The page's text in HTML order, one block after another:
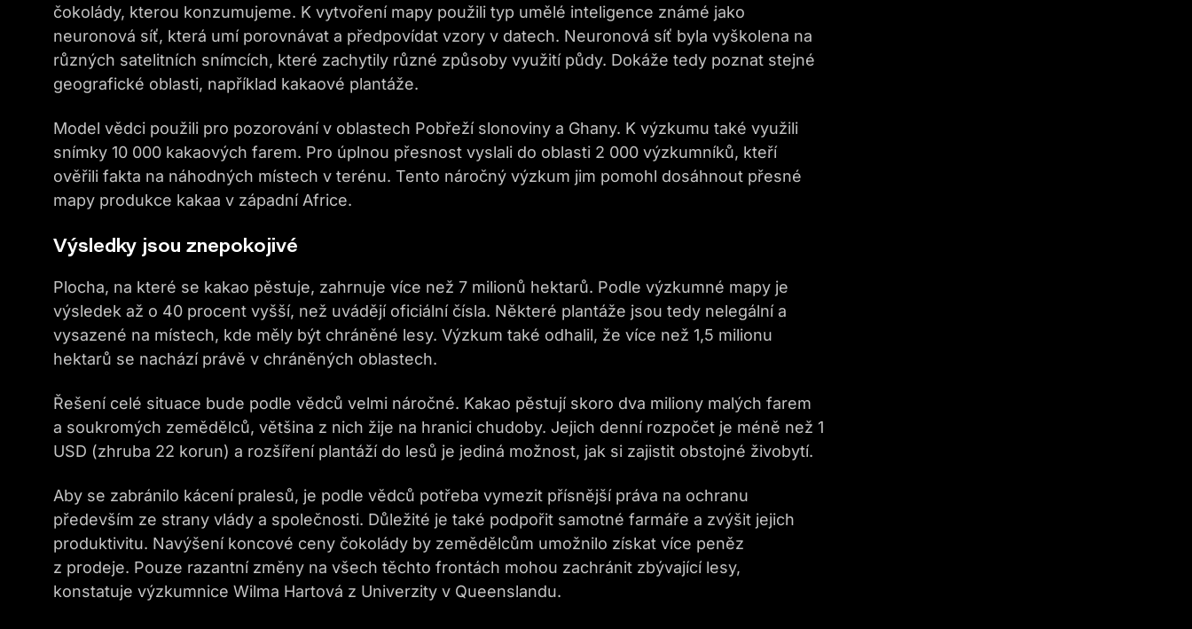
čokolády, kterou konzumujeme. K vytvoření mapy použili typ umělé inteligence známé jako
neuronová síť, která umí porovnávat a předpovídat vzory v datech. Neuronová síť byla vyškolena na
různých satelitních snímcích, které zachytily různé způsoby využití půdy. Dokáže tedy poznat stejné
geografické oblasti, například kakaové plantáže.
Model vědci použili pro pozorování v oblastech Pobřeží slonoviny a Ghany. K výzkumu také využili
snímky 10 000 kakaových farem. Pro úplnou přesnost vyslali do oblasti 2 000 výzkumníků, kteří
ověřili fakta na náhodných místech v terénu. Tento náročný výzkum jim pomohl dosáhnout přesné
mapy produkce kakaa v západní Africe.
Výsledky jsou znepokojivé
Plocha, na které se kakao pěstuje, zahrnuje více než 7 milionů hektarů. Podle výzkumné mapy je
výsledek až o 40 procent vyšší, než uvádějí oficiální čísla. Některé plantáže jsou tedy nelegální a
vysazené na místech, kde měly být chráněné lesy. Výzkum také odhalil, že více než 1,5 milionu
hektarů se nachází právě v chráněných oblastech.
Řešení celé situace bude podle vědců velmi náročné. Kakao pěstují skoro dva miliony malých farem
a soukromých zemědělců, většina z nich žije na hranici chudoby. Jejich denní rozpočet je méně než 1
USD (zhruba 22 korun) a rozšíření plantáží do lesů je jediná možnost, jak si zajistit obstojné živobytí.
Aby se zabránilo kácení pralesů, je podle vědců potřeba vymezit přísnější práva na ochranu
především ze strany vlády a společnosti. Důležité je také podpořit samotné farmáře a zvýšit jejich
produktivitu. Navýšení koncové ceny čokolády by zemědělcům umožnilo získat více peněz
z prodeje. Pouze razantní změny na všech těchto frontách mohou zachránit zbývající lesy,
konstatuje výzkumnice Wilma Hartová z Univerzity v Queenslandu.